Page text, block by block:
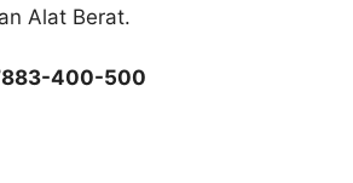
Alat Berat.
400-500